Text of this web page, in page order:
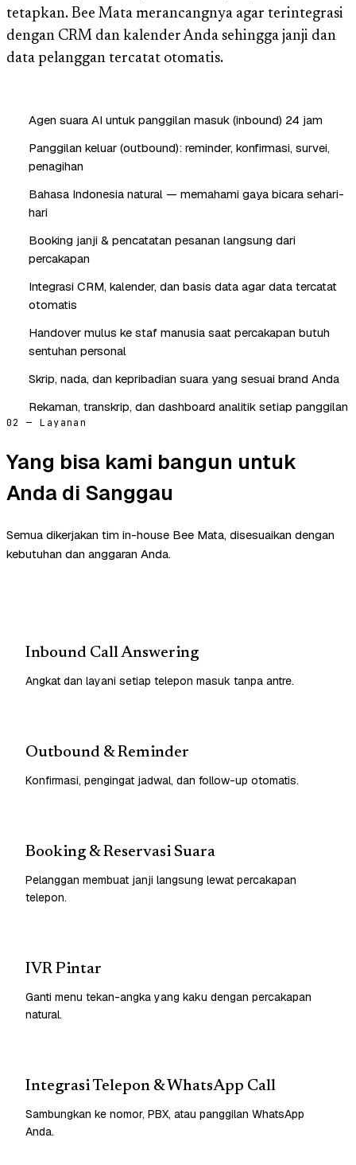
tetapkan. Bee Mata merancangnya agar terintegrasi
dengan CRM dan kalender Anda sehingga janji dan
data pelanggan tercatat otomatis.
Agen suara AI untuk panggilan masuk (inbound) 24 jam
Panggilan keluar (outbound): reminder, konfirmasi, survei,
penagihan
Bahasa Indonesia natural — memahami gaya bicara sehari-
hari
Booking janji & pencatatan pesanan langsung dari
percakapan
Integrasi CRM, kalender, dan basis data agar data tercatat
otomatis
Handover mulus ke staf manusia saat percakapan butuh
sentuhan personal
Skrip, nada, dan kepribadian suara yang sesuai brand Anda
Rekaman, transkrip, dan dashboard analitik setiap panggilan
02 — Layanan
Yang bisa kami bangun untuk
Anda di Sanggau
Semua dikerjakan tim in-house Bee Mata, disesuaikan dengan
kebutuhan dan anggaran Anda.
Inbound Call Answering
Angkat dan layani setiap telepon masuk tanpa antre.
Outbound & Reminder
Konfirmasi, pengingat jadwal, dan follow-up otomatis.
Booking & Reservasi Suara
Pelanggan membuat janji langsung lewat percakapan
telepon.
IVR Pintar
Ganti menu tekan-angka yang kaku dengan percakapan
natural.
Integrasi Telepon & WhatsApp Call
Sambungkan ke nomor, PBX, atau panggilan WhatsApp
Anda.